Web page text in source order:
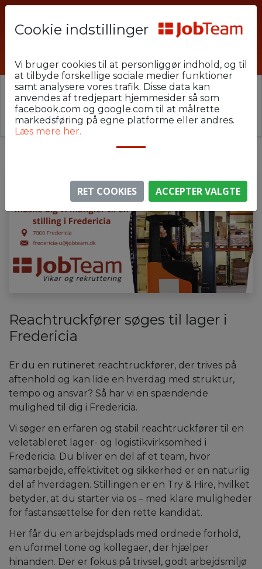
⚠️ Denne jobannonce er udløbet.
Stillingen er ikke længere aktiv, men du kan
lignende annoncer her.
Reachtruckfører søges til lager i
Fredericia
Er du en rutineret reachtruckfører, der trives på
aftenhold og kan lide en hverdag med struktur,
tempo og ansvar? Så har vi en spændende
mulighed til dig i Fredericia.
Vi søger en erfaren og stabil reachtruckfører til en
veletableret lager- og logistikvirksomhed i
Fredericia. Du bliver en del af et team, hvor
samarbejde, effektivitet og sikkerhed er en naturlig
del af hverdagen. Stillingen er en Try & Hire, hvilket
betyder, at du starter via os – med klare muligheder
for fastansættelse for den rette kandidat.
Her får du en arbejdsplads med ordnede forhold,
en uformel tone og kollegaer, der hjælper
hinanden. Der er fokus på trivsel, godt arbejdsmiljø
Cookie indstillinger
Vi bruger cookies til at personliggør indhold, og til
at tilbyde forskellige sociale medier funktioner
samt analysere vores trafik. Disse data kan
anvendes af tredjepart hjemmesider så som
facebook.com og google.com til at målrette
markedsføring på egne platforme eller andres.
Læs mere her.
RET COOKIES ACCEPTER VALGTE